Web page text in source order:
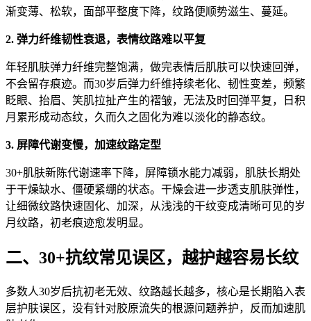
渐变薄、松软，面部平整度下降，纹路便顺势滋生、蔓延。
2. 弹力纤维韧性衰退，表情纹路难以平复
年轻肌肤弹力纤维完整饱满，做完表情后肌肤可以快速回弹，
不会留存痕迹。而30岁后弹力纤维持续老化、韧性变差，频繁
眨眼、抬眉、笑肌拉扯产生的褶皱，无法及时回弹平复，日积
月累形成动态纹，久而久之固化为难以淡化的静态纹。
3. 屏障代谢变慢，加速纹路定型
30+肌肤新陈代谢速率下降，屏障锁水能力减弱，肌肤长期处
于干燥缺水、僵硬紧绷的状态。干燥会进一步透支肌肤弹性，
让细微纹路快速固化、加深，从浅浅的干纹变成清晰可见的岁
月纹路，初老痕迹愈发明显。
二、30+抗纹常见误区，越护越容易长纹
多数人30岁后抗初老无效、纹路越长越多，核心是长期陷入表
层护肤误区，没有针对胶原流失的根源问题养护，反而加速肌